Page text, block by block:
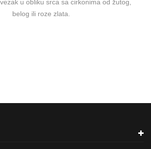
u obliku srca sa cirkonima od žutog,
belog ili roze zlata.